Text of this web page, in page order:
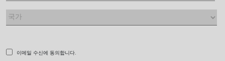
이메일 수신에 동의합니다.